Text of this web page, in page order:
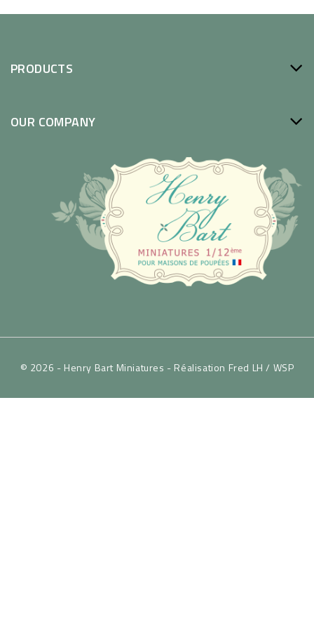
PRODUCTS
OUR COMPANY
© 2026 - Henry Bart Miniatures - Réalisation Fred LH / WSP